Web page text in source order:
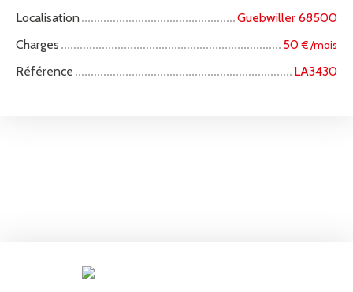
Localisation
Guebwiller 68500
Charges
50€ /mois
Référence LA3430